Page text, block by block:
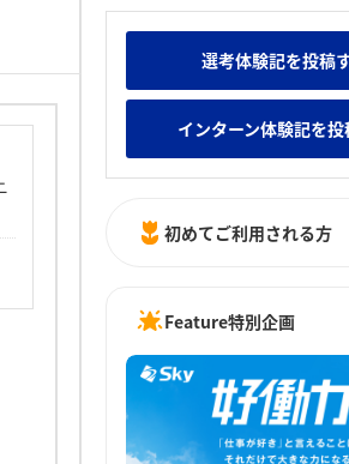
の新卒就職人気企業ランキング みんなの
IT・DX現場社員インタビュー
選考体験記を投稿
インターン体験記を投
初めてご利用される方
Feature特別企画